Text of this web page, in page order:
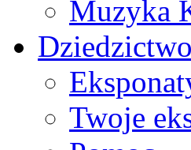
Muzyka
Twoje